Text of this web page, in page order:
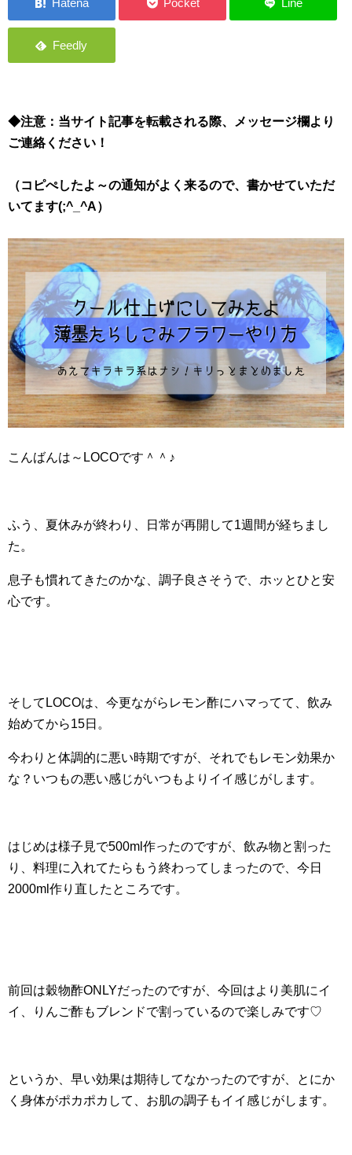
◆注意：当サイト記事を転載される際、メッセージ欄より
ご連絡ください！
（コピぺしたよ～の通知がよく来るので、書かせていただ
いてます(;^_^A）
こんばんは～LOCOです＾＾♪
ふう、夏休みが終わり、日常が再開して1週間が経ちまし
た。
息子も慣れてきたのかな、調子良さそうで、ホッとひと安
心です。
そしてLOCOは、今更ながらレモン酢にハマってて、飲み
始めてから15日。
今わりと体調的に悪い時期ですが、それでもレモン効果か
な？いつもの悪い感じがいつもよりイイ感じがします。
はじめは様子見で500ml作ったのですが、飲み物と割った
り、料理に入れてたらもう終わってしまったので、今日
2000ml作り直したところです。
前回は穀物酢ONLYだったのですが、今回はより美肌にイ
イ、りんご酢もブレンドで割っているので楽しみです♡
というか、早い効果は期待してなかったのですが、とにか
く身体がポカポカして、お肌の調子もイイ感じがします。